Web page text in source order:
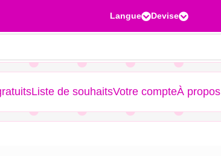
LangueDevise
Liste de souhaitsVotre compteÀ propos